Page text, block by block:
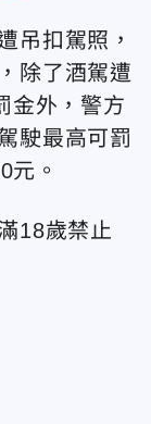
吊扣駕照，
除了酒駕遭
金外，警方
駛最高可罰
元。
18歲禁止